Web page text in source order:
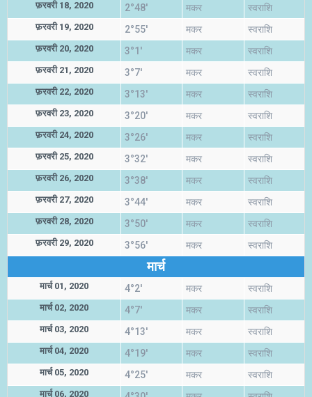
फ़रवरी 18, 2020 2°48' मकर स्वराशि
फ़रवरी 19, 2020 2°55' मकर स्वराशि
फ़रवरी 20, 2020 3°1' मकर स्वराशि
फ़रवरी 21, 2020 3°7' मकर स्वराशि
फ़रवरी 22, 2020 3°13' मकर स्वराशि
फ़रवरी 23, 2020 3°20' मकर स्वराशि
फ़रवरी 24, 2020 3°26' मकर स्वराशि
फ़रवरी 25, 2020 3°32' मकर स्वराशि
फ़रवरी 26, 2020 3°38' मकर स्वराशि
फ़रवरी 27, 2020 3°44' मकर स्वराशि
फ़रवरी 28, 2020 3°50' मकर स्वराशि
फ़रवरी 29, 2020 3°56' मकर स्वराशि
मार्च
मार्च 01, 2020 4°2' मकर स्वराशि
मार्च 02, 2020 4°7' मकर स्वराशि
मार्च 03, 2020 4°13' मकर स्वराशि
मार्च 04, 2020 4°19' मकर स्वराशि
मार्च 05, 2020 4°25' मकर स्वराशि
मार्च 06, 2020